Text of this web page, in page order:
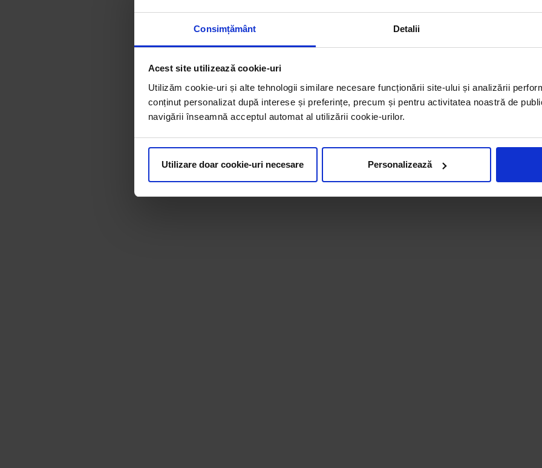
Consimțământ Detalii
Acest site utilizează cookie-uri
Utilizăm cookie-uri și alte tehnologii similare necesare funcționării site-ului și analizării
conținut personalizat după interese și preferințe, precum și pentru activitatea noastră de
navigării înseamnă acceptul automat al utilizării cookie-urilor.
Utilizare doar cookie-uri necesare Personalizează